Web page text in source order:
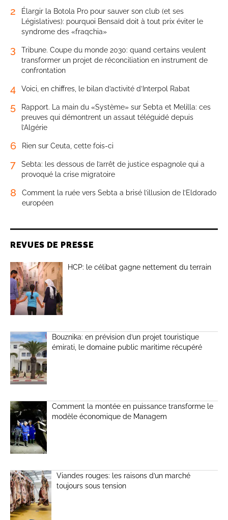
2
Élargir la Botola Pro pour sauver son club (et ses
Législatives): pourquoi Bensaïd doit à tout prix éviter le
syndrome des «fraqchia»
3
Tribune. Coupe du monde 2030: quand certains veulent
transformer un projet de réconciliation en instrument de
confrontation
4 Voici, en chiffres, le bilan d’activité d’Interpol Rabat
5
Rapport. La main du «Système» sur Sebta et Melilla: ces
preuves qui démontrent un assaut téléguidé depuis
l’Algérie
6 Rien sur Ceuta, cette fois-ci
7
Sebta: les dessous de l’arrêt de justice espagnole qui a
provoqué la crise migratoire
8
Comment la ruée vers Sebta a brisé l’illusion de l’Eldorado
européen
REVUES DE PRESSE
HCP: le célibat gagne nettement du terrain
Bouznika: en prévision d’un projet touristique
émirati, le domaine public maritime récupéré
Comment la montée en puissance transforme le
modèle économique de Managem
Viandes rouges: les raisons d’un marché
toujours sous tension